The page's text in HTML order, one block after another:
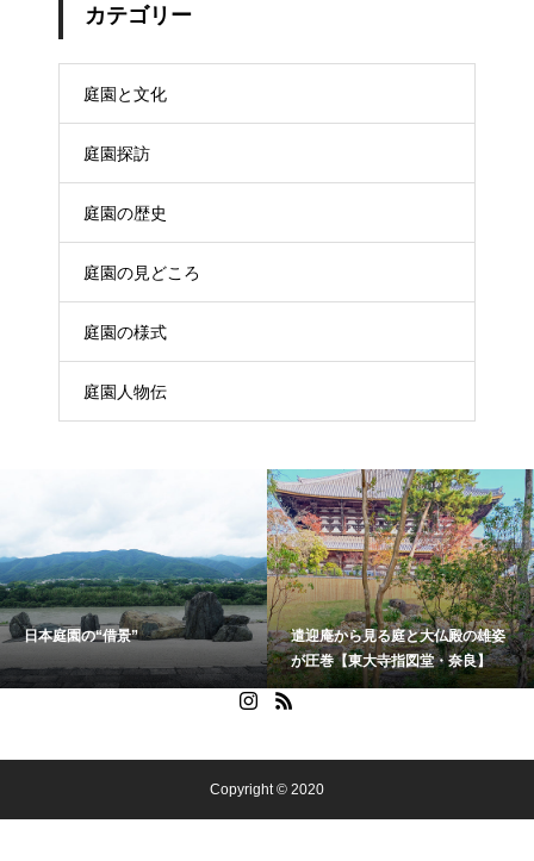
カテゴリー
庭園と文化
庭園探訪
庭園の歴史
庭園の見どころ
庭園の様式
庭園人物伝
日本庭園の“借景”
遣迎庵から見る庭と大仏殿の雄姿
が圧巻【東大寺指図堂・奈良】
Copyright © 2020